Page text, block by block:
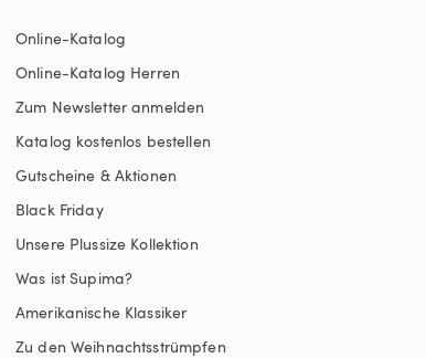
Online-Katalog
Online-Katalog Herren
Zum Newsletter anmelden
Katalog kostenlos bestellen
Gutscheine & Aktionen
Black Friday
Unsere Plussize Kollektion
Was ist Supima?
Amerikanische Klassiker
Zu den Weihnachtsstrümpfen